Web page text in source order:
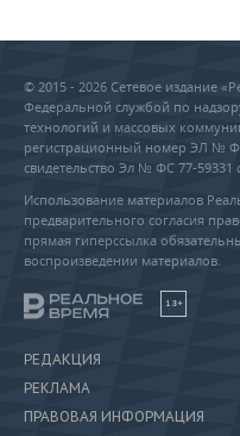
© 2015 - 2026 Сетевое издание
Федеральной службой по
технологий и массовых
регистрационный номер ЭЛ №
свидетельство Эл № ФС 77-59331
Использование материалов
предварительного согласия
прямая гиперссылка
воспроизведении материалов.
18+
РЕДАКЦИЯ
РЕКЛАМА
ПРАВОВАЯ ИНФОРМАЦИЯ